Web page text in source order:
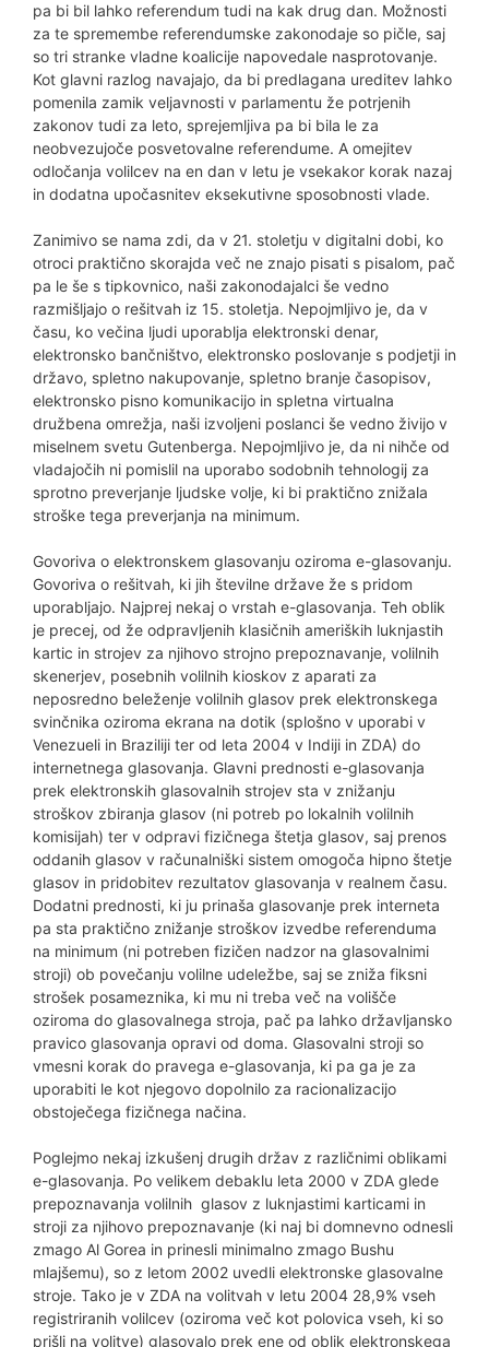
pa bi bil lahko referendum tudi na kak drug dan. Možnosti
za te spremembe referendumske zakonodaje so pičle, saj
so tri stranke vladne koalicije napovedale nasprotovanje.
Kot glavni razlog navajajo, da bi predlagana ureditev lahko
pomenila zamik veljavnosti v parlamentu že potrjenih
zakonov tudi za leto, sprejemljiva pa bi bila le za
neobvezujoče posvetovalne referendume. A omejitev
odločanja volilcev na en dan v letu je vsekakor korak nazaj
in dodatna upočasnitev eksekutivne sposobnosti vlade.
Zanimivo se nama zdi, da v 21. stoletju v digitalni dobi, ko
otroci praktično skorajda več ne znajo pisati s pisalom, pač
pa le še s tipkovnico, naši zakonodajalci še vedno
razmišljajo o rešitvah iz 15. stoletja. Nepojmljivo je, da v
času, ko večina ljudi uporablja elektronski denar,
elektronsko bančništvo, elektronsko poslovanje s podjetji in
državo, spletno nakupovanje, spletno branje časopisov,
elektronsko pisno komunikacijo in spletna virtualna
družbena omrežja, naši izvoljeni poslanci še vedno živijo v
miselnem svetu Gutenberga. Nepojmljivo je, da ni nihče od
vladajočih ni pomislil na uporabo sodobnih tehnologij za
sprotno preverjanje ljudske volje, ki bi praktično znižala
stroške tega preverjanja na minimum.
Govoriva o elektronskem glasovanju oziroma e-glasovanju.
Govoriva o rešitvah, ki jih številne države že s pridom
uporabljajo. Najprej nekaj o vrstah e-glasovanja. Teh oblik
je precej, od že odpravljenih klasičnih ameriških luknjastih
kartic in strojev za njihovo strojno prepoznavanje, volilnih
skenerjev, posebnih volilnih kioskov z aparati za
neposredno beleženje volilnih glasov prek elektronskega
svinčnika oziroma ekrana na dotik (splošno v uporabi v
Venezueli in Braziliji ter od leta 2004 v Indiji in ZDA) do
internetnega glasovanja. Glavni prednosti e-glasovanja
prek elektronskih glasovalnih strojev sta v znižanju
stroškov zbiranja glasov (ni potreb po lokalnih volilnih
komisijah) ter v odpravi fizičnega štetja glasov, saj prenos
oddanih glasov v računalniški sistem omogoča hipno štetje
glasov in pridobitev rezultatov glasovanja v realnem času.
Dodatni prednosti, ki ju prinaša glasovanje prek interneta
pa sta praktično znižanje stroškov izvedbe referenduma
na minimum (ni potreben fizičen nadzor na glasovalnimi
stroji) ob povečanju volilne udeležbe, saj se zniža fiksni
strošek posameznika, ki mu ni treba več na volišče
oziroma do glasovalnega stroja, pač pa lahko državljansko
pravico glasovanja opravi od doma. Glasovalni stroji so
vmesni korak do pravega e-glasovanja, ki pa ga je za
uporabiti le kot njegovo dopolnilo za racionalizacijo
obstoječega fizičnega načina.
Poglejmo nekaj izkušenj drugih držav z različnimi oblikami
e-glasovanja. Po velikem debaklu leta 2000 v ZDA glede
prepoznavanja volilnih glasov z luknjastimi karticami in
stroji za njihovo prepoznavanje (ki naj bi domnevno odnesli
zmago Al Gorea in prinesli minimalno zmago Bushu
mlajšemu), so z letom 2002 uvedli elektronske glasovalne
stroje. Tako je v ZDA na volitvah v letu 2004 28,9% vseh
registriranih volilcev (oziroma več kot polovica vseh, ki so
prišli na volitve) glasovalo prek ene od oblik elektronskega